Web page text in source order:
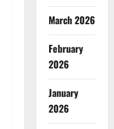
March 2026
February
2026
January
2026